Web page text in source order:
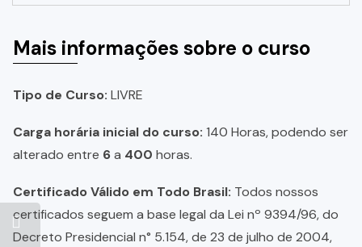
Mais informações sobre o curso
Tipo de Curso: LIVRE
Carga horária inicial do curso: 140 Horas, podendo ser
alterado entre 6a 400 horas.
Certificado Válido em Todo Brasil: Todos nossos
certificados seguem a base legal da Lei nº 9394/96, do
Decreto Presidencial n° 5.154, de 23 de julho de 2004,